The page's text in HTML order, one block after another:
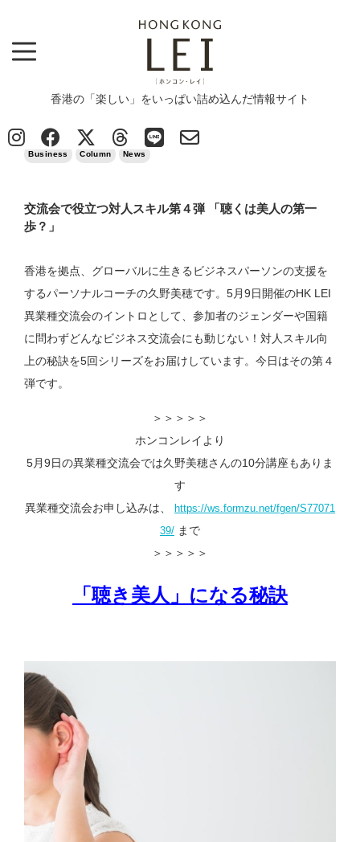
香港の「楽しい」をいっぱい詰め込んだ情報サイト
News > Business > 交流会で役立つ対人スキル第４弾 「聴くは美人の第一歩？」
Business Column News
交流会で役立つ対人スキル第４弾 「聴くは美人の第一
歩？」
香港を拠点、グローバルに生きるビジネスパーソンの支援を
するパーソナルコーチの久野美穂です。5月9日開催のHK LEI
異業種交流会のイントロとして、参加者のジェンダーや国籍
に問わずどんなビジネス交流会にも動じない！対人スキル向
上の秘訣を5回シリーズをお届けしています。今日はその第４
弾です。
＞＞＞＞＞
ホンコンレイより
5月9日の異業種交流会では久野美穂さんの10分講座もありま
す
異業種交流会お申し込みは、
https://ws.formzu.net/fgen/S77071
39/ まで
＞＞＞＞＞
「聴き美人」になる秘訣